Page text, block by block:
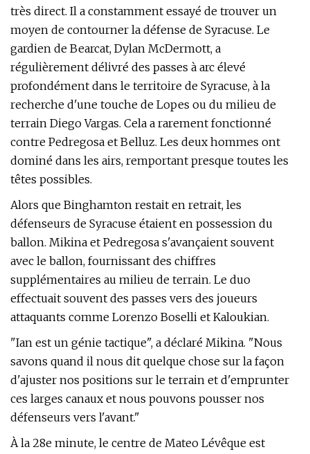
très direct. Il a constamment essayé de trouver un
moyen de contourner la défense de Syracuse. Le
gardien de Bearcat, Dylan McDermott, a
régulièrement délivré des passes à arc élevé
profondément dans le territoire de Syracuse, à la
recherche d'une touche de Lopes ou du milieu de
terrain Diego Vargas. Cela a rarement fonctionné
contre Pedregosa et Belluz. Les deux hommes ont
dominé dans les airs, remportant presque toutes les
têtes possibles.
Alors que Binghamton restait en retrait, les
défenseurs de Syracuse étaient en possession du
ballon. Mikina et Pedregosa s'avançaient souvent
avec le ballon, fournissant des chiffres
supplémentaires au milieu de terrain. Le duo
effectuait souvent des passes vers des joueurs
attaquants comme Lorenzo Boselli et Kaloukian.
"Ian est un génie tactique", a déclaré Mikina. "Nous
savons quand il nous dit quelque chose sur la façon
d'ajuster nos positions sur le terrain et d'emprunter
ces larges canaux et nous pouvons pousser nos
défenseurs vers l'avant."
À la 28e minute, le centre de Mateo Lévêque est